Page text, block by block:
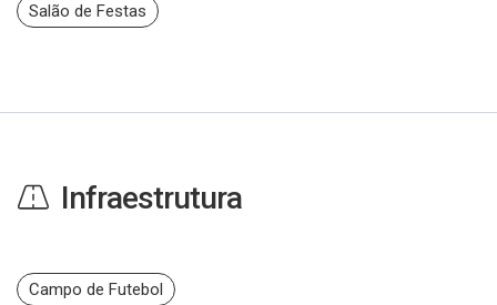
Salão de Festas
Infraestrutura
Campo de Futebol